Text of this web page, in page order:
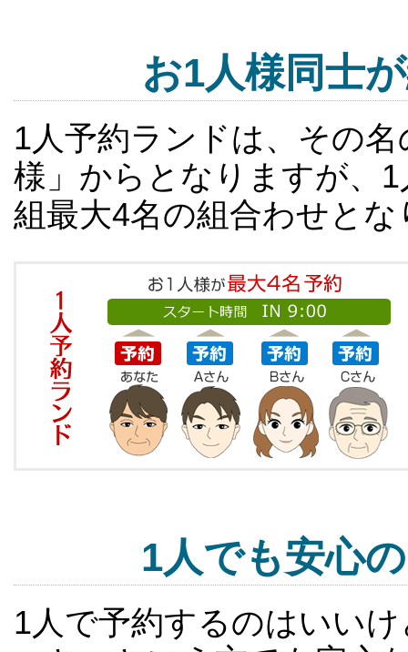
お1人様同士
1人予約ランドは、その
様」からとなりますが、
組最大4名の組合わせとな
1人でも安心
1人で予約するのはいい